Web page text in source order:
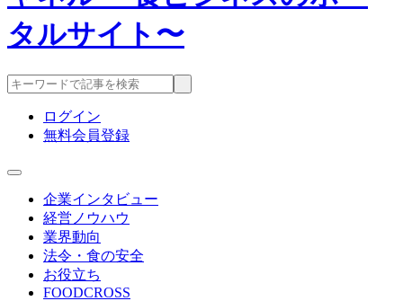
ログイン
無料会員登録
企業インタビュー
経営ノウハウ
業界動向
法令・食の安全
お役立ち
FOODCROSS